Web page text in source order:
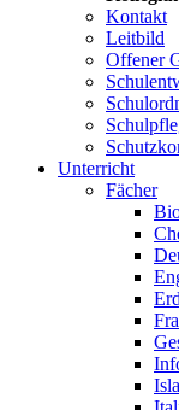
Kontakt
Leitbild
Offener
Unterricht
Fächer